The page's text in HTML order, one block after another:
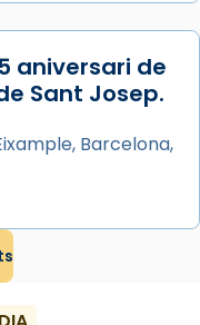
i
aniversari de
Sant Josep.
Barcelona,